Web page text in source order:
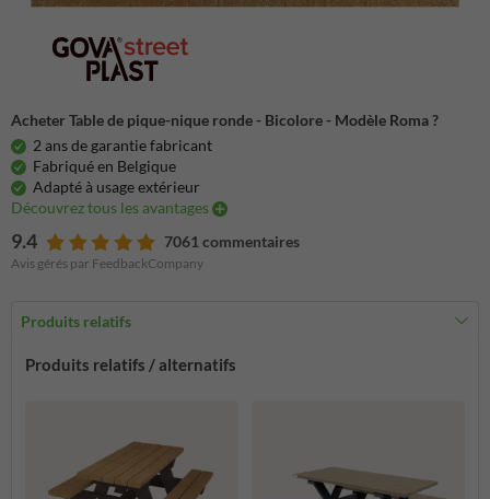
Acheter Table de pique-nique ronde - Bicolore - Modèle Roma ?
2 ans de garantie fabricant
Fabriqué en Belgique
Adapté à usage extérieur
Découvrez tous les avantages
9.4 7061 commentaires
Avis gérés par FeedbackCompany
Produits relatifs
Produits relatifs / alternatifs